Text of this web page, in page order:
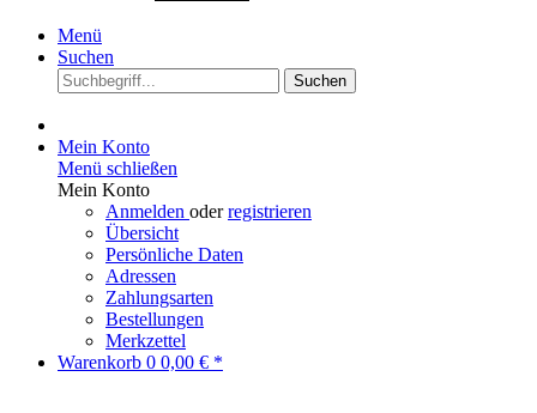
Menü
Suchen
Suchen
Mein Konto
Menü schließen
Mein Konto
Anmelden oderregistrieren
Übersicht
Persönliche Daten
Adressen
Zahlungsarten
Bestellungen
Merkzettel
Warenkorb 0 0,00 € *